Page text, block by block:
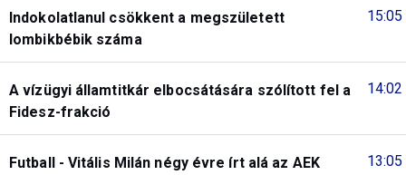
15:05
Indokolatlanul csökkent a megszületett
lombikbébik száma
14:02
A vízügyi államtitkár elbocsátására szólított fel a
Fidesz-frakció
13:05
Futball - Vitális Milán négy évre írt alá az AEK